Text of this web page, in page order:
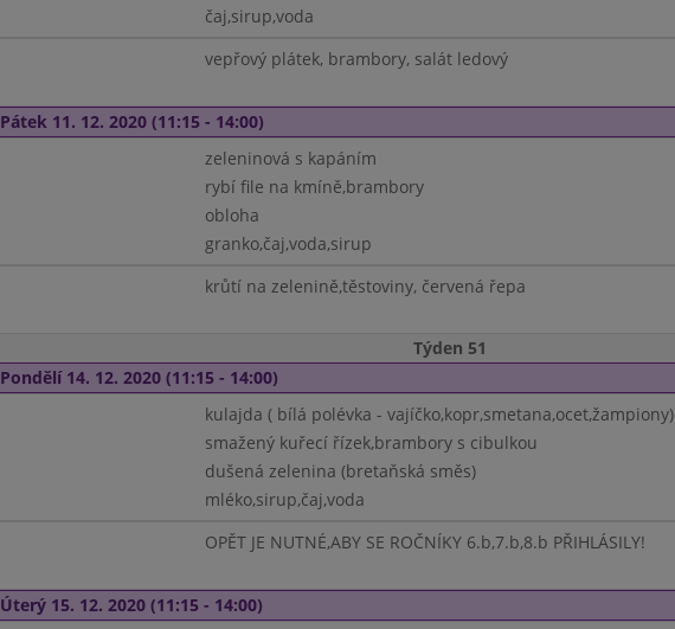
čaj,sirup,voda
vepřový plátek, brambory, salát ledový
Pátek 11. 12. 2020 (11:15 - 14:00)
zeleninová s kapáním
rybí file na kmíně,brambory
obloha
granko,čaj,voda,sirup
krůtí na zelenině,těstoviny, červená řepa
Týden 51
Pondělí 14. 12. 2020 (11:15 - 14:00)
kulajda ( bílá polévka - vajíčko,kopr,smetana,ocet,žampiony)
smažený kuřecí řízek,brambory s cibulkou
dušená zelenina (bretaňská směs)
mléko,sirup,čaj,voda
OPĚT JE NUTNÉ,ABY SE ROČNÍKY 6.b,7.b,8.b PŘIHLÁSILY!
Úterý 15. 12. 2020 (11:15 - 14:00)